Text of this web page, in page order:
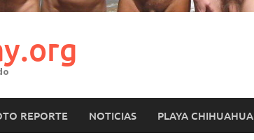
REPORTE NOTICIAS PLAYA CHIHUAHUA